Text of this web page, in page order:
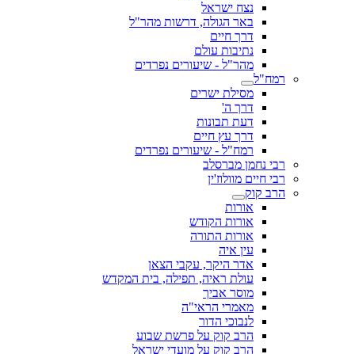
נצח ישראל
באר הגולה, דרשות מהר"ל
דרך חיים
נתיבות עולם
מהר"ל - שיעורים נפרדים
רמח"ל
מסילת ישרים
דרך ה'
דעת תבונות
דרך עץ חיים
רמח"ל - שיעורים נפרדים
רבי נחמן מברסלב
רבי חיים מוולוז'ין
הרב קוק
אורות
אורות הקודש
אורות התורה
עין איה
אדר היקר, עקבי הצאן
עולת ראיה, תפילה, בית המקדש
מוסר אביך
מאמרי הראי"ה
לנבוכי הדור
הרב קוק על פרשת שבוע
הרב קוק על מועדי ישראל